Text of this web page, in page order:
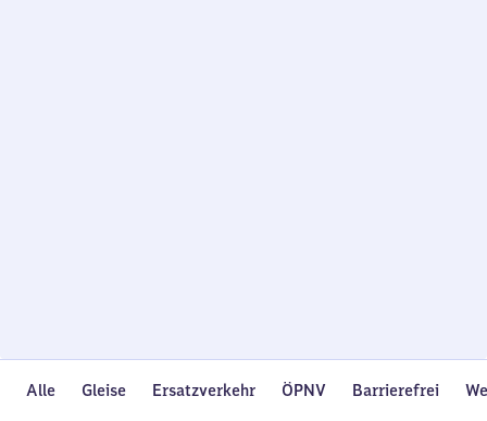
Alle Gleise Ersatzverkehr ÖPNV Barrierefrei